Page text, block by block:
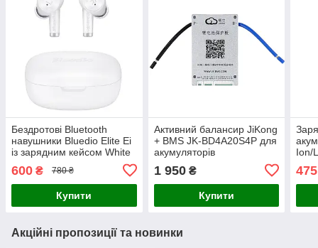
Бездротові Bluetooth
навушники Bluedio Elite Ei
із зарядним кейсом White
600 ₴ 780 ₴
Купити
Активний балансир JiKong
+ BMS JK-BD4A20S4P для
акумуляторів
LiFePO4/LTO 8S-20S 40A
балансування 0.4A
1 950₴
Купити
Ion/
475
Акційні пропозиції та новинки